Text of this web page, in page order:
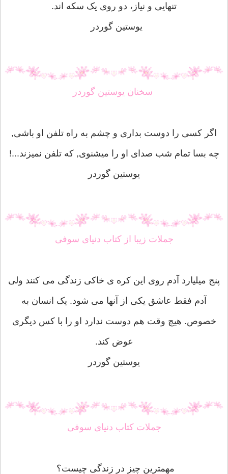
تنهایی و نیاز، دو روی یک سکه اند.
یوستین گوردر
سخنان یوستین گوردر
اگر کسی را دوست بداری و چشم به راه تلفن او باشی,
چه بسا تمام شب صدای او را میشنوی, که تلفن نمیزند...!
یوستین گوردر
جملات زیبا از کتاب دنیای سوفی
پنج میلیارد آدم روی این کره ی خاکی زندگی می کنند ولی
آدم فقط عاشق یکی از آنها می شود. یک انسان به
خصوص. هیچ وقت هم دوست ندارد او را با کس دیگری
عوض کند.
یوستین گوردر
جملات کتاب دنیای سوفی
مهمترین چیز در زندگی چیست؟